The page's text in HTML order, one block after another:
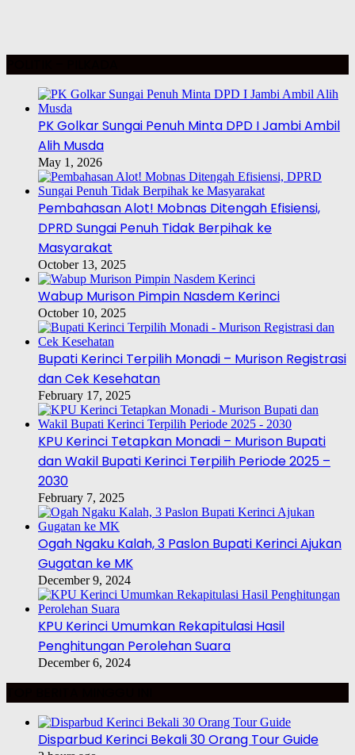
PK Golkar Sungai Penuh Minta DPD I Jambi Ambil
Alih Musda
May 1, 2026
Pembahasan Alot! Mobnas Ditengah Efisiensi,
DPRD Sungai Penuh Tidak Berpihak ke
Masyarakat
October 13, 2025
Wabup Murison Pimpin Nasdem Kerinci
October 10, 2025
Bupati Kerinci Terpilih Monadi – Murison Registrasi
dan Cek Kesehatan
February 17, 2025
KPU Kerinci Tetapkan Monadi – Murison Bupati
dan Wakil Bupati Kerinci Terpilih Periode 2025 –
2030
February 7, 2025
Ogah Ngaku Kalah, 3 Paslon Bupati Kerinci Ajukan
Gugatan ke MK
December 9, 2024
KPU Kerinci Umumkan Rekapitulasi Hasil
Penghitungan Perolehan Suara
December 6, 2024
Disparbud Kerinci Bekali 30 Orang Tour Guide